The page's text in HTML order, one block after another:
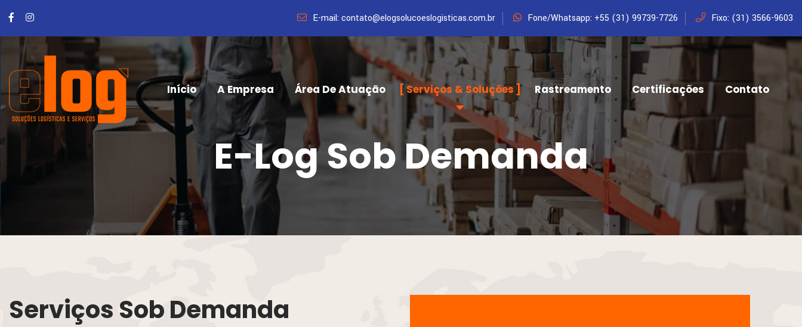
E-mail: contato@elogsolucoeslogisticas.com.br Fone/Whatsapp: +55 (31) 99739-7726 Fixo: (31) 3566-9603
Início A Empresa Área De Atuação Serviços & Soluções Rastreamento Certificações Contato
E-Log Sob Demanda
Serviços Sob Demanda